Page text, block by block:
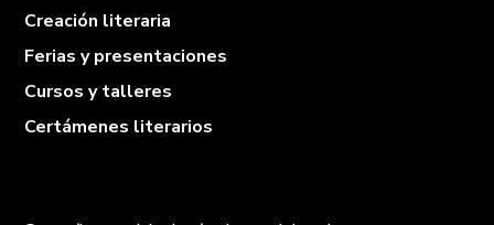
Creación literaria
Ferias y presentaciones
Cursos y talleres
Certámenes literarios